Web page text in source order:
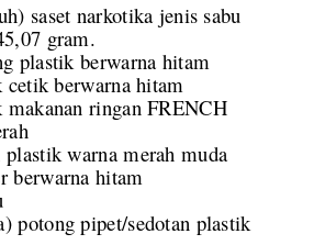
saset narkotika jenis sabu
gram.
plastik berwarna hitam
cetik berwarna hitam
makanan ringan FRENCH
plastik warna merah muda
berwarna hitam
potong pipet/sedotan plastik